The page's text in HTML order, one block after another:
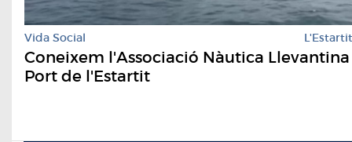
Vida Social L'Estartit
Coneixem l'Associació Nàutica Llevantina
Port de l'Estartit